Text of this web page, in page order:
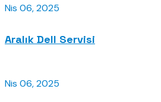
Nis 06, 2025
Aralık Dell Servisi
Nis 06, 2025